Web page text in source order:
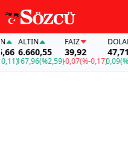
ALTIN
6.660,55
167,96(%2,59)
FAİZ
39,92
-0,07(%-0,17)
DOLAR
47,71
0,09